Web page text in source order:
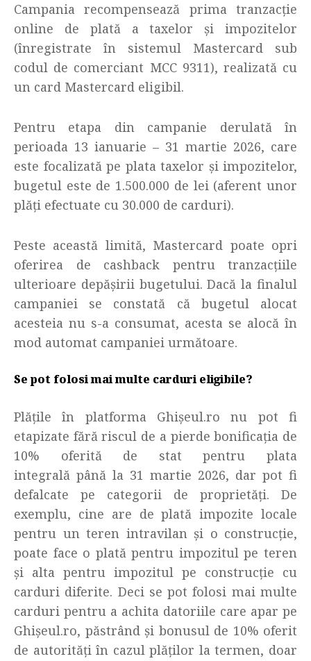
Campania recompensează prima tranzacție
online de plată a taxelor și impozitelor
(înregistrate în sistemul Mastercard sub
codul de comerciant MCC 9311), realizată cu
un card Mastercard eligibil.
Pentru etapa din campanie derulată în
perioada 13 ianuarie – 31 martie 2026, care
este focalizată pe plata taxelor și impozitelor,
bugetul este de 1.500.000 de lei (aferent unor
plăți efectuate cu 30.000 de carduri).
Peste această limită, Mastercard poate opri
oferirea de cashback pentru tranzacțiile
ulterioare depășirii bugetului. Dacă la finalul
campaniei se constată că bugetul alocat
acesteia nu s-a consumat, acesta se alocă în
mod automat campaniei următoare.
Se pot folosi mai multe carduri eligibile?
Plățile în platforma Ghișeul.ro nu pot fi
etapizate fără riscul de a pierde bonificația de
10% oferită de stat pentru plata
integrală până la 31 martie 2026, dar pot fi
defalcate pe categorii de proprietăți. De
exemplu, cine are de plată impozite locale
pentru un teren intravilan și o construcție,
poate face o plată pentru impozitul pe teren
și alta pentru impozitul pe construcție cu
carduri diferite. Deci se pot folosi mai multe
carduri pentru a achita datoriile care apar pe
Ghișeul.ro, păstrând și bonusul de 10% oferit
de autorități în cazul plăților la termen, doar